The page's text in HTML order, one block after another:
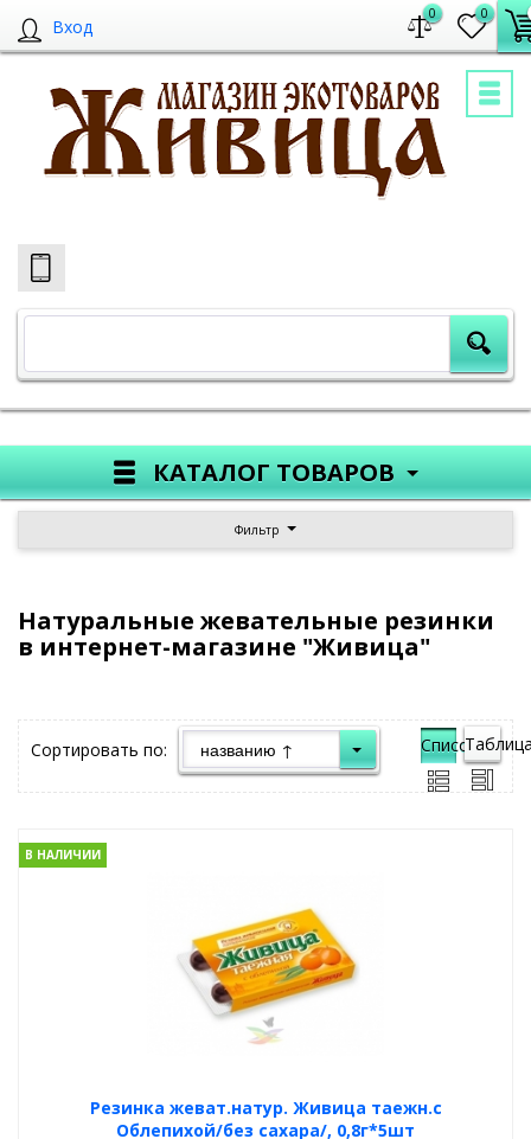
Вход
0 0
КАТАЛОГ ТОВАРОВ
Фильтр
Натуральные жевательные резинки
в интернет-магазине "Живица"
Сортировать по: Список">
Резинка жеват.натур. Живица таежн.с
Облепихой/без сахара/, 0,8г*5шт
В НАЛИЧИИ